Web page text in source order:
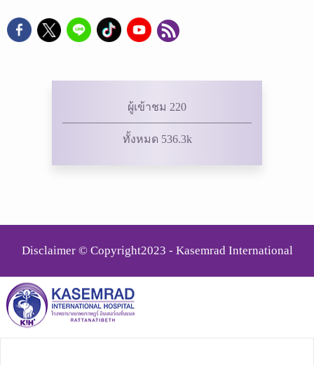
ผู้เข้าชม 220
ทั้งหมด 536.3k
Disclaimer © Copyright2023 - Kasemrad International
Rattanatibeth